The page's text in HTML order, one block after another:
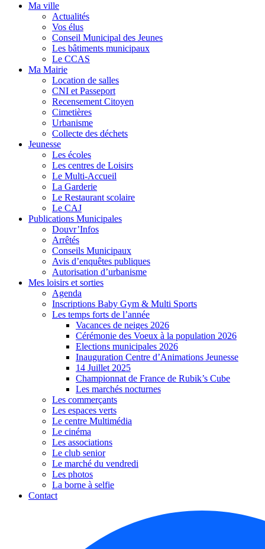
Ma ville
Actualités
Vos élus
Conseil Municipal des Jeunes
Les bâtiments municipaux
Le CCAS
Ma Mairie
Location de salles
CNI et Passeport
Recensement Citoyen
Cimetières
Urbanisme
Collecte des déchets
Jeunesse
Les écoles
Les centres de Loisirs
Le Multi-Accueil
La Garderie
Le Restaurant scolaire
Le CAJ
Publications Municipales
Douvr’Infos
Arrêtés
Conseils Municipaux
Avis d’enquêtes publiques
Autorisation d’urbanisme
Mes loisirs et sorties
Agenda
Inscriptions Baby Gym & Multi Sports
Les temps forts de l’année
Vacances de neiges 2026
Cérémonie des Voeux à la population 2026
Elections municipales 2026
Inauguration Centre d’Animations Jeunesse
14 Juillet 2025
Championnat de France de Rubik’s Cube
Les marchés nocturnes
Les commerçants
Les espaces verts
Le centre Multimédia
Le cinéma
Les associations
Le club senior
Le marché du vendredi
Les photos
La borne à selfie
Contact